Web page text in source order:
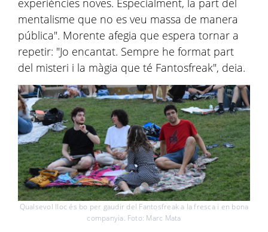
experiències noves. Especialment, la part del
mentalisme que no es veu massa de manera
pública". Morente afegia que espera tornar a
repetir: "Jo encantat. Sempre he format part
del misteri i la màgia que té Fantosfreak", deia.
Qualsevol lloc és bo per gaudir del Fantosfreak a la fresca i en bona
companyia. Foto: Marc Mata